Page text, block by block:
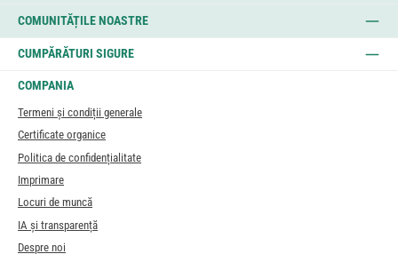
COMUNITĂȚILE NOASTRE
CUMPĂRĂTURI SIGURE
COMPANIA
Termeni și condiții generale
Certificate organice
Politica de confidențialitate
Imprimare
Locuri de muncă
IA și transparență
Despre noi